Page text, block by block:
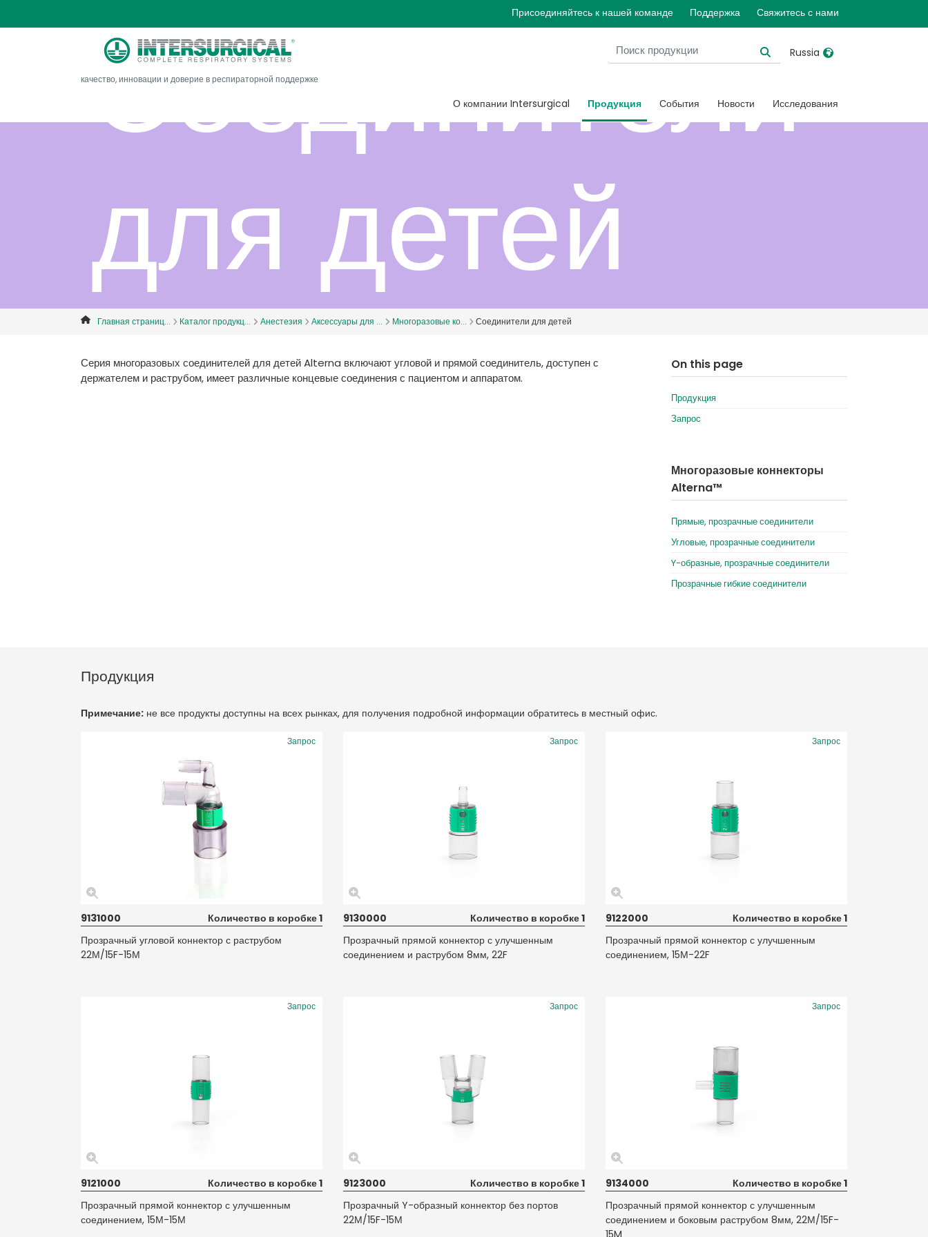
Присоединяйтесь к нашей команде Поддержка Свяжитесь с нами
качество, инновации и доверие в респираторной поддержке
Russia
United States
Denmark
France
Italia
Russia
International English
О компании Intersurgical Продукция События Новости Исследования
Соединители
для детей
Главная страниц... Каталог продукц... Анестезия Аксессуары для ... Многоразовые ко... Соединители для детей
Серия многоразовых соединителей для детей Alterna включают угловой и прямой соединитель, доступен с
держателем и раструбом, имеет различные концевые соединения с пациентом и аппаратом.
On this page
Продукция
Запрос
Многоразовые коннекторы
Alterna™
Прямые, прозрачные соединители
Угловые, прозрачные соединители
Y-образные, прозрачные соединители
Прозрачные гибкие соединители
Продукция
Примечание: не все продукты доступны на всех рынках, для получения подробной информации обратитесь в местный офис.
Запрос
9131000
Количество в коробке 1
Прозрачный угловой коннектор с раструбом
22М/15F-15М
Запрос
9130000
Количество в коробке 1
Прозрачный прямой коннектор с улучшенным
соединением и раструбом 8мм, 22F
Запрос
9122000
Количество в коробке 1
Прозрачный прямой коннектор с улучшенным
соединением, 15М-22F
Запрос
9121000
Количество в коробке 1
Прозрачный прямой коннектор с улучшенным
соединением, 15М-15М
Запрос
9123000
Количество в коробке 1
Прозрачный Y-образный коннектор без портов
22М/15F-15М
Запрос
9134000
Количество в коробке 1
Прозрачный прямой коннектор с улучшенным
соединением и боковым раструбом 8мм, 22М/15F-
15M